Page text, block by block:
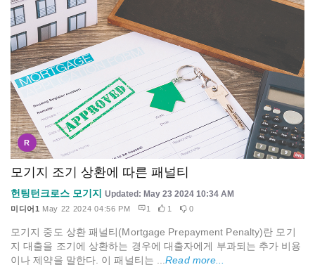
R
모기지 조기 상환에 따른 패널티
헌팅턴크로스 모기지 Updated: May 23 2024 10:34 AM
미디어1 May 22 2024 04:56 PM 1 1 0
모기지 중도 상환 패널티(Mortgage Prepayment Penalty)란 모기
지 대출을 조기에 상환하는 경우에 대출자에게 부과되는 추가 비용
이나 제약을 말한다. 이 패널티는 ...Read more...